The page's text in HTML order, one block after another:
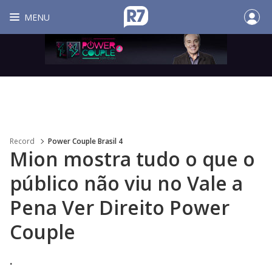
MENU
Record Power Couple Brasil 4
Mion mostra tudo o que o
público não viu no Vale a
Pena Ver Direito Power
Couple
.